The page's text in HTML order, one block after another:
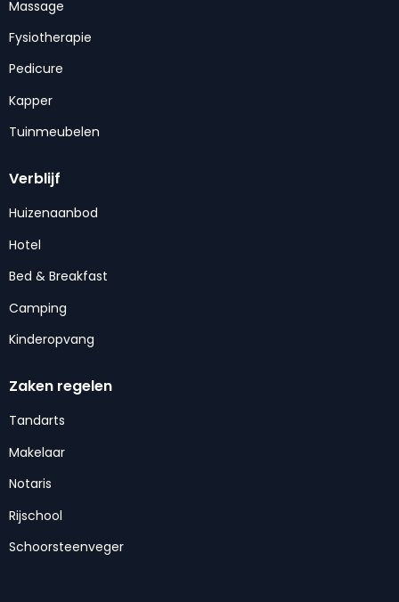
Massage
Fysiotherapie
Pedicure
Kapper
Tuinmeubelen
Verblijf
Huizenaanbod
Hotel
Bed & Breakfast
Camping
Kinderopvang
Zaken regelen
Tandarts
Makelaar
Notaris
Rijschool
Schoorsteenveger